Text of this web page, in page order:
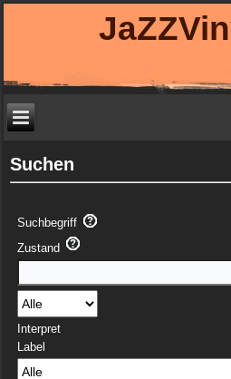
Suchen
Suchbegriff
Zustand
Interpret
Label